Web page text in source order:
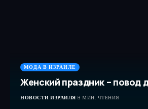
МОДА В ИЗРАИЛЕ
Женский праздник – повод
НОВОСТИ ИЗРАИЛЯ 3 МИН. ЧТЕНИЯ